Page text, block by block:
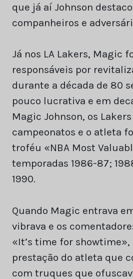
que já aí Johnson
companheiros e
Já nos LA Lakers, Magic
responsáveis por
durante a década de 80
pouco lucrativa e em
Magic Johnson, os
campeonatos e o atleta
troféu «NBA Most
temporadas 1986-87;
1990.
Quando Magic entrava
vibrava e os
«It’s time for
prestação do atleta que
com truques que